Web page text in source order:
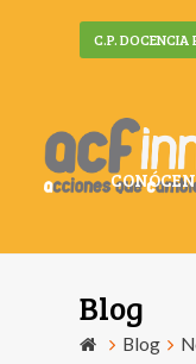
C.P. DOCENCIA
Blog
Blog